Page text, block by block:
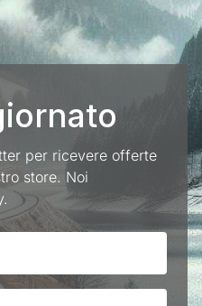
per ricevere offerte
store. Noi